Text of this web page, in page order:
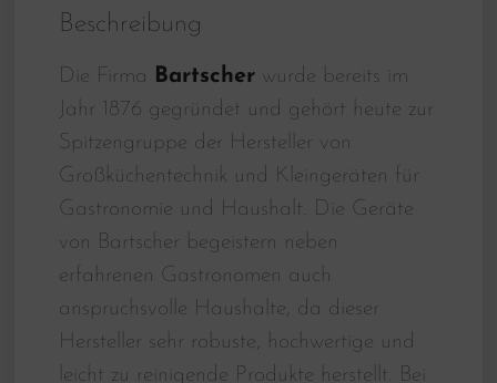
Beschreibung
Die Firma Bartscher wurde bereits im
Jahr 1876 gegründet und gehört heute zur
Spitzengruppe der Hersteller von
Großküchentechnik und Kleingeräten für
Gastronomie und Haushalt. Die Geräte
von Bartscher begeistern neben
erfahrenen Gastronomen auch
anspruchsvolle Haushalte, da dieser
Hersteller sehr robuste, hochwertige und
leicht zu reinigende Produkte herstellt. Bei